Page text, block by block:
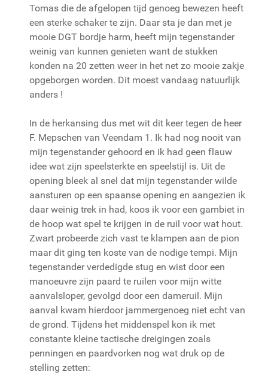
Tomas die de afgelopen tijd genoeg bewezen heeft
een sterke schaker te zijn. Daar sta je dan met je
mooie DGT bordje harm, heeft mijn tegenstander
weinig van kunnen genieten want de stukken
konden na 20 zetten weer in het net zo mooie zakje
opgeborgen worden. Dit moest vandaag natuurlijk
anders !
In de herkansing dus met wit dit keer tegen de heer
F. Mepschen van Veendam 1. Ik had nog nooit van
mijn tegenstander gehoord en ik had geen flauw
idee wat zijn speelsterkte en speelstijl is. Uit de
opening bleek al snel dat mijn tegenstander wilde
aansturen op een spaanse opening en aangezien ik
daar weinig trek in had, koos ik voor een gambiet in
de hoop wat spel te krijgen in de ruil voor wat hout.
Zwart probeerde zich vast te klampen aan de pion
maar dit ging ten koste van de nodige tempi. Mijn
tegenstander verdedigde stug en wist door een
manoeuvre zijn paard te ruilen voor mijn witte
aanvalsloper, gevolgd door een dameruil. Mijn
aanval kwam hierdoor jammergenoeg niet echt van
de grond. Tijdens het middenspel kon ik met
constante kleine tactische dreigingen zoals
penningen en paardvorken nog wat druk op de
stelling zetten: